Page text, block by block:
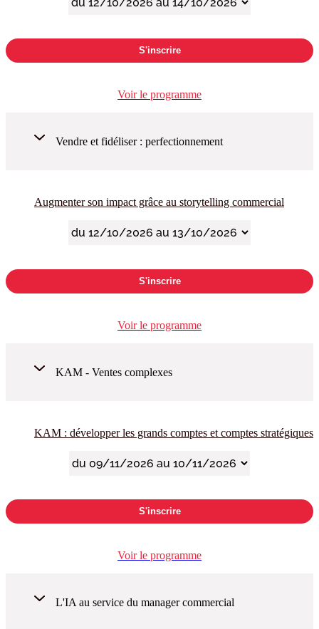
S'inscrire
Voir le programme
Vendre et fidéliser : perfectionnement
Augmenter son impact grâce au storytelling commercial
S'inscrire
Voir le programme
KAM - Ventes complexes
KAM : développer les grands comptes et comptes stratégiques
S'inscrire
Voir le programme
L'IA au service du manager commercial